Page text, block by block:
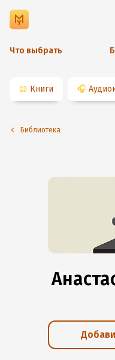
Что выбрать
📖 Книги 🎧
Библиотека